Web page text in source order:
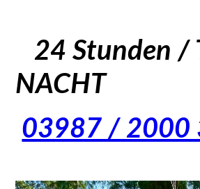
24 Stunden /
NACHT
03987 / 2000